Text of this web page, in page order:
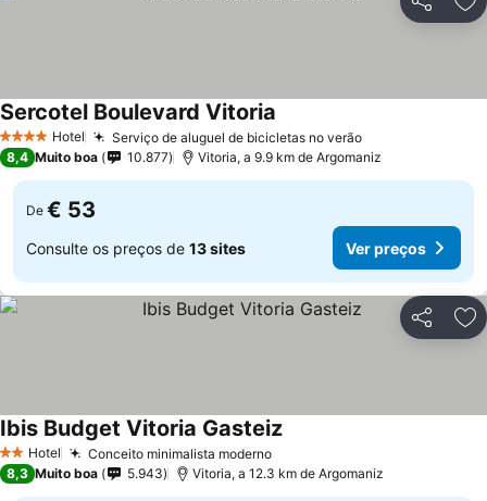
Partilhar
4 EstrelasHotel Serviço de aluguel de bicicletas no verãoVer preços
Sercotel Boulevard Vitoria
8,4 Muito boa 10.877 Vitoria, a 9.9 km de Argomaniz
De € 53
Consulte os preços de 13 sites Ver preços
Partilhar
2 Estrelas
Hotel Conceito minimalista modernoVer preços
Ibis Budget Vitoria GasteizVer preços
8,3 Muito boa 5.943 Vitoria, a 12.3 km de Argomaniz